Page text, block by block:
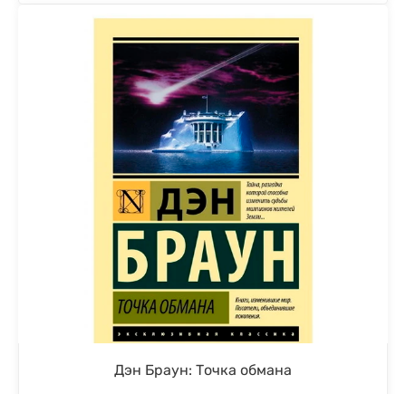
Дэн Браун: Точка обмана